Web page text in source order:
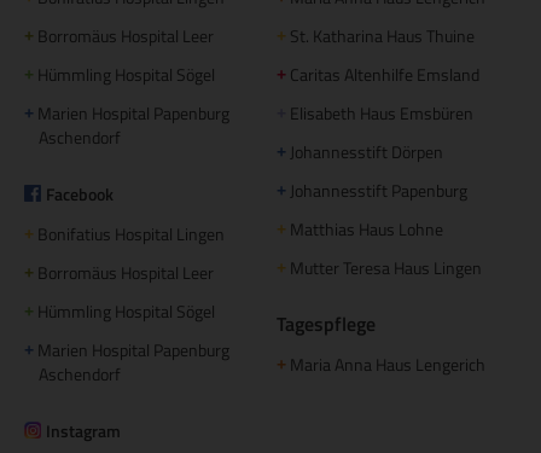
+ Borromäus Hospital Leer
+ Hümmling Hospital Sögel
+ Marien Hospital Papenburg
Aschendorf
Facebook
+ Bonifatius Hospital Lingen
+ Borromäus Hospital Leer
+ Hümmling Hospital Sögel
+ Marien Hospital Papenburg
Aschendorf
Instagram
+ St. Katharina Haus Thuine
+ Caritas Altenhilfe Emsland
Elisabeth Haus Emsbüren
+ Johannesstift Dörpen
+ Johannesstift Papenburg
+ Matthias Haus Lohne
+ Mutter Teresa Haus Lingen
Tagespflege
+ Maria Anna Haus Lengerich